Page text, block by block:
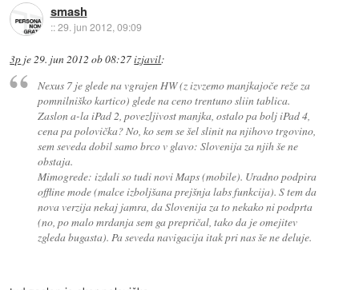
smash
::29. jun 2012, 09:09
3p je 29. jun 2012 ob 08:27izjavil:
Nexus 7 je glede na vgrajen HW (z izvzemo manjkajoče reže za
pomnilniško kartico) glede na ceno trentuno sliin tablica.
Zaslon a-la iPad 2, povezljivost manjka, ostalo pa bolj iPad 4,
cena pa polovička? No, ko sem se šel slinit na njihovo trgovino,
sem seveda dobil samo brco v glavo: Slovenija za njih še ne
obstaja.
Mimogrede: izdali so tudi novi Maps (mobile). Uradno podpira
offline mode (malce izboljšana prejšnja labs funkcija). S tem da
nova verzija nekaj jamra, da Slovenija za to nekako ni podprta
(no, po malo mrdanja sem ga prepričal, tako da je omejitev
zgleda bugasta). Pa seveda navigacija itak pri nas še ne deluje.